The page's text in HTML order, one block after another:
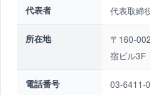
代表者 代表取締
所在地
〒160-
宿ビル3F
電話番号 03-6411-